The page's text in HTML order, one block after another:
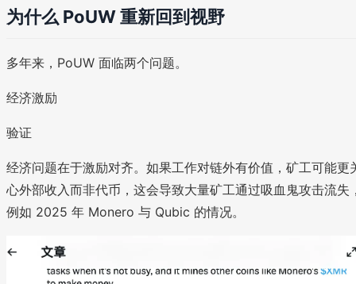
为什么 PoUW 重新回到视野
多年来，PoUW 面临两个问题。
经济激励
验证
经济问题在于激励对齐。如果工作对链外有价值，矿工可能更
心外部收入而非代币，这会导致大量矿工通过吸血鬼攻击流失
例如 2025 年 Monero 与 Qubic 的情况。